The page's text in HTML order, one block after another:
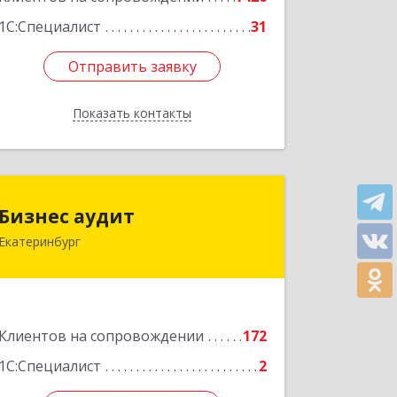
1С:Специалист
31
Отправить заявку
Показать контакты
Отправить заявку
Назад
Бизнес аудит
Екатеринбург
Клиентов на сопровождении
172
1С:Специалист
2
Подробнее